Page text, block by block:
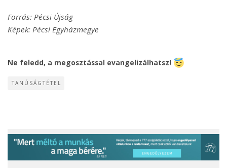
Forrás: Pécsi Újság
Képek: Pécsi Egyházmegye
Ne feledd, a megosztással evangelizálhatsz!
TANÚSÁGTÉTEL